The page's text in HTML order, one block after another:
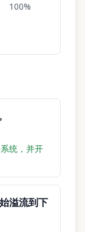
100%
统，并开
溢流到下